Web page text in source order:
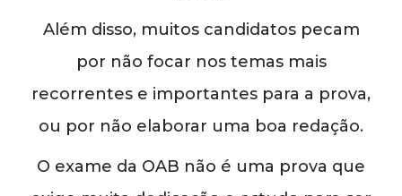
Além disso, muitos candidatos pecam
por não focar nos temas mais
recorrentes e importantes para a prova,
ou por não elaborar uma boa redação.
O exame da OAB não é uma prova que